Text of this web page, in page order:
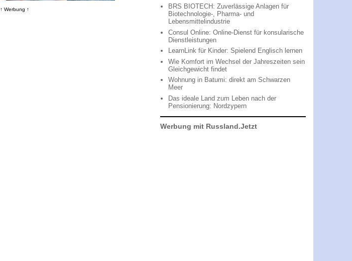
↑ Werbung ↑
BRS BIOTECH: Zuverlässige Anlagen für
Biotechnologie-, Pharma- und
Lebensmittelindustrie
Consul Online: Online-Dienst für konsularische
Dienstleistungen
LearnLink für Kinder: Spielend Englisch lernen
Wie Komfort im Wechsel der Jahreszeiten sein
Gleichgewicht findet
Wohnung in Batumi: direkt am Schwarzen
Meer
Das ideale Land zum Leben nach der
Pensionierung: Nordzypern
Werbung mit Russland.Jetzt